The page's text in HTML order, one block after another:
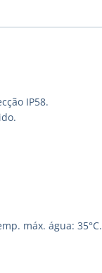
IP58.
máx. água: 35°C.